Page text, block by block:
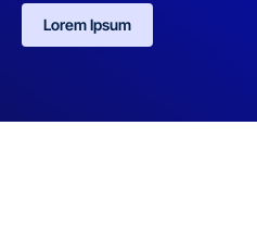
Lorem Ipsum